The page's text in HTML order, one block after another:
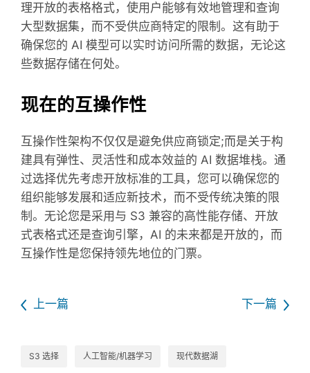
理开放的表格格式，使用户能够有效地管理和查询
大型数据集，而不受供应商特定的限制。这有助于
确保您的 AI 模型可以实时访问所需的数据，无论这
些数据存储在何处。
现在的互操作性
互操作性架构不仅仅是避免供应商锁定;而是关于构
建具有弹性、灵活性和成本效益的 AI 数据堆栈。通
过选择优先考虑开放标准的工具，您可以确保您的
组织能够发展和适应新技术，而不受传统决策的限
制。无论您是采用与 S3 兼容的高性能存储、开放
式表格式还是查询引擎，AI 的未来都是开放的，而
互操作性是您保持领先地位的门票。
上一篇 下一篇
S3 选择 人工智能/机器学习 现代数据湖